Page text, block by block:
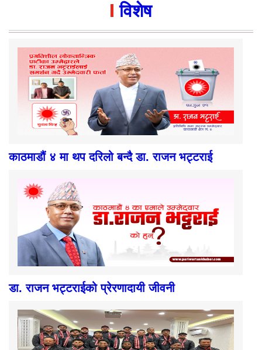
विशेष
काठमाडौं ४ मा थप दरिलो बन्दै डा. राजन भट्टराई
डा. राजन भट्टराईको प्रेरणादायी जीवनी